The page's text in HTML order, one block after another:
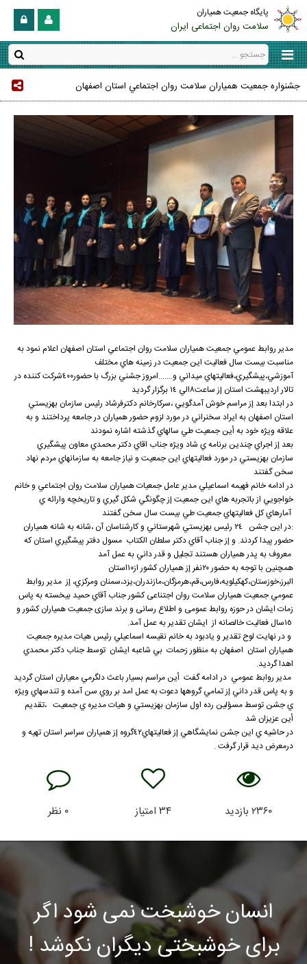
پایگاه جمعیت همیاران
سلامت روان اجتماعی ایران
جشنواره جمعيت همياران سلامت روان اجتماعي استان اصفهان
مدير روابط عمومي جمعيت همياران سلامت روان اجتماعي استان اصفهان اعلام نمود به
مناسبت بيست سال فعاليت اين جمعيت در زمينه هاي مختلف
آموزشي،پيشگيري،فعاليتهاي ميداني و.......امروز جشني بزرگ با حضور٤٠٠شركت كننده در
تالار ارديبهشت استان إز ساعت٨الي ١٤ برگزار گرديد
در ابتدا بعد إز مراسم خوش آمدگويي ،سركارخانم دكترفرشاد رئيس سازمان بهزيستي
استان اصفهان به ايراد سخنراني در مورد لزوم حضور همياران در جامعه پرداختند و به
علاقه ويژه خود به أين جمعيت طي سالهاي گذشته اشاره نمودند
بعد إز اجراي چندين برنامه ي شاد ويژه جناب اقاي دكتر محمدي معاون پيشگيري
سازمان بهزيستي در مورد فعاليتهاي اين جمعيت و نياز جامعه به سازمانهاي مردم نهاد
سخن گفتند
در ادامه خانم فهيمه اسماعيلي مدير عامل جمعيات همياران سلامت روان اجتماعي و خانم
خواجويي از باتجربه هاي اين جمعيت إز چگونگي شكل گيري و تاريخچه وارائه ي
آمارهاي كل فعاليتهاي جمعيت طي بيست سال سخن گفتند
:در اين جشن ٢٤ رئيس بهزيستي شهرستاني و كارشناسان آن ،شانه به شانه همياران
حضور پيدا كردند. و إز جناب آقاي دكتر سلطان الكتاب مسول دفتر پيشگيري استان كه
معروف به پدر همياران هستند تجليل و قدر داني به عمل آمد
همچنين با توجه به حضور ٢٠نفر إز همياران كشور از١٠استان
البرز،خوزستان،كهكيلويه،فارس،قم،هرمزگان،مازندران،يزد،سمنان ومركزي، إز مدير روابط
عمومي جمعيت همياران سلامت روان اجتناعی كشور جناب آقاي حميد بيخسته به پاس
زمات ایشان در حوزه روابط عمومی و اطلاع رسانی و برند سازی جمعیت همیاران کشور و
و در نهايت لوح تقدير و يادبود به خانم نقيسه اسماعيلي رئيس هيات مديره جمعيت
همياران استان اصفهان به منظور زحمات بي شاعبه ايشان توسط جناب دكتر محمدي
اهدا گرديد.
مدير روابط عمومي در ادامه گفت أين مراسم بسيار باعث دلگرمي معياران استان گرديد
و به پاس قدر داني إز تمامي گروهها دعوت به عمل امد بر روي سن آمده و تندسهاي ويژه
ي جشن توسط مسؤلين رده اول سازمان بهزيستي و هيات مديره ي جمعيت ،تقديم
أين عزيزان شد
در حاشيه ي اين جشن نمايشگاهي إز فعاليتهاي٤٢گروه إز همياران سراسر استان تهيه و
درمعرض ديد قرار گرفت .
۲۳۶۰بازدید ۳۴امتیاز ۰ نظر
انسان خوشبخت نمی شود اگر
برای خوشبختی دیگران نکوشد !